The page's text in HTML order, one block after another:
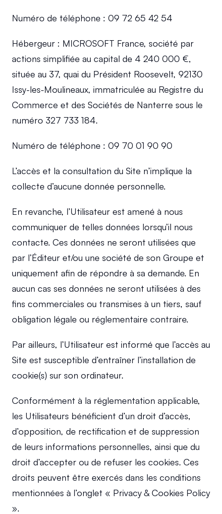
Numéro de téléphone : 09 72 65 42 54
Hébergeur : MICROSOFT France, société par
actions simplifiée au capital de 4 240 000 €,
située au 37, quai du Président Roosevelt, 92130
Issy-les-Moulineaux, immatriculée au Registre du
Commerce et des Sociétés de Nanterre sous le
numéro 327 733 184.
Numéro de téléphone : 09 70 01 90 90
L’accès et la consultation du Site n’implique la
collecte d’aucune donnée personnelle.
En revanche, l’Utilisateur est amené à nous
communiquer de telles données lorsqu’il nous
contacte. Ces données ne seront utilisées que
par l’Éditeur et/ou une société de son Groupe et
uniquement afin de répondre à sa demande. En
aucun cas ses données ne seront utilisées à des
fins commerciales ou transmises à un tiers, sauf
obligation légale ou réglementaire contraire.
Par ailleurs, l’Utilisateur est informé que l’accès au
Site est susceptible d’entraîner l’installation de
cookie(s) sur son ordinateur.
Conformément à la réglementation applicable,
les Utilisateurs bénéficient d’un droit d’accès,
d’opposition, de rectification et de suppression
de leurs informations personnelles, ainsi que du
droit d’accepter ou de refuser les cookies. Ces
droits peuvent être exercés dans les conditions
mentionnées à l’onglet « Privacy & Cookies Policy
».